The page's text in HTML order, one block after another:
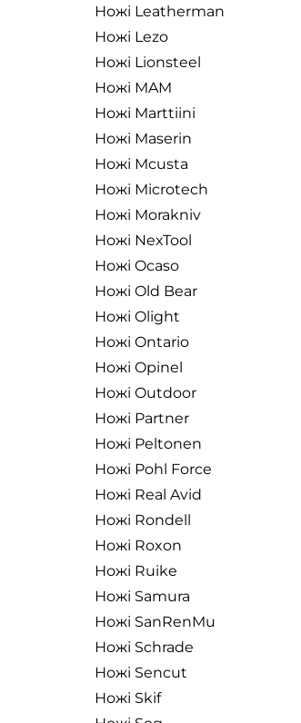
Ножі Leatherman
Ножі Lezo
Ножі Lionsteel
Ножі MAM
Ножі Marttiini
Ножі Maserin
Ножі Mcusta
Ножі Microtech
Ножі Morakniv
Ножі NexTool
Ножі Ocaso
Ножі Old Bear
Ножі Olight
Ножі Ontario
Ножі Opinel
Ножі Outdoor
Ножі Partner
Ножі Peltonen
Ножі Pohl Force
Ножі Real Avid
Ножі Rondell
Ножі Roxon
Ножі Ruike
Ножі Samura
Ножі SanRenMu
Ножі Schrade
Ножі Sencut
Ножі Skif